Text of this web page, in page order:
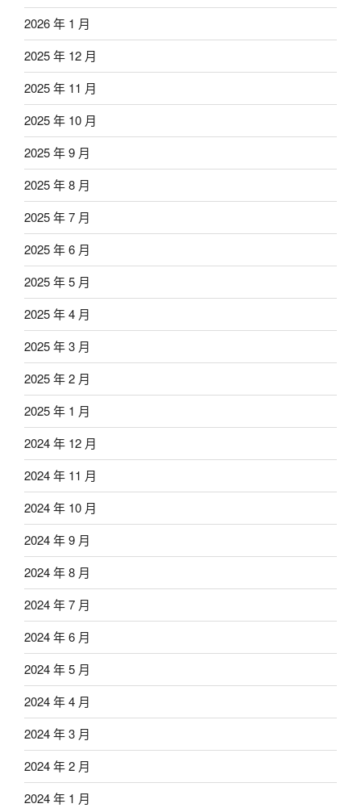
2026 年 1 月
2025 年 12 月
2025 年 11 月
2025 年 10 月
2025 年 9 月
2025 年 8 月
2025 年 7 月
2025 年 6 月
2025 年 5 月
2025 年 4 月
2025 年 3 月
2025 年 2 月
2025 年 1 月
2024 年 12 月
2024 年 11 月
2024 年 10 月
2024 年 9 月
2024 年 8 月
2024 年 7 月
2024 年 6 月
2024 年 5 月
2024 年 4 月
2024 年 3 月
2024 年 2 月
2024 年 1 月